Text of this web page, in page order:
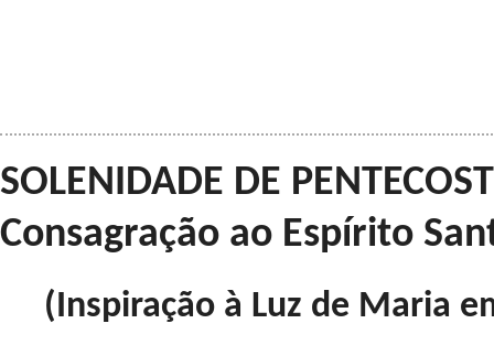
SOLENIDADE DE
Consagração ao Espírito
(Inspiração à Luz de Maria